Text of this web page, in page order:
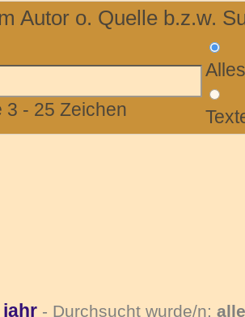
Autor o. Quelle b.z.w.
3 - 25 Zeichen
Alles
jahr- Durchsucht wurde/n: